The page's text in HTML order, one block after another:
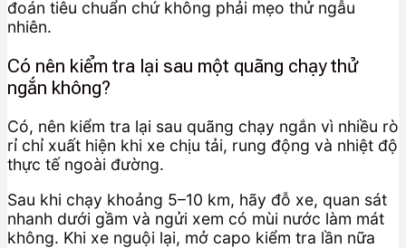
đoán tiêu chuẩn chứ không phải mẹo thử ngẫu
nhiên.
Có nên kiểm tra lại sau một quãng chạy thử
ngắn không?
Có, nên kiểm tra lại sau quãng chạy ngắn vì nhiều rò
rỉ chỉ xuất hiện khi xe chịu tải, rung động và nhiệt độ
thực tế ngoài đường.
Sau khi chạy khoảng 5–10 km, hãy đỗ xe, quan sát
nhanh dưới gầm và ngửi xem có mùi nước làm mát
không. Khi xe nguội lại, mở capo kiểm tra lần nữa